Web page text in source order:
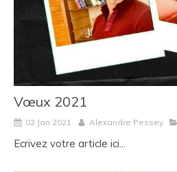
Vœux 2021
02 Jan 2021 Alexandre Pessey
Ecrivez votre article ici...